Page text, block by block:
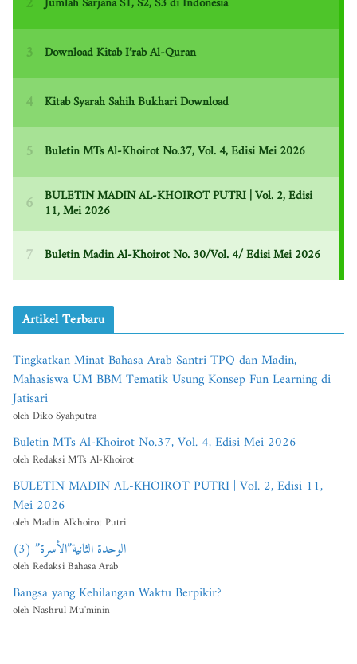
Artikel Terbaru
Tingkatkan Minat Bahasa Arab Santri TPQ dan Madin,
Mahasiswa UM BBM Tematik Usung Konsep Fun Learning di
Jatisari
oleh Diko Syahputra
Buletin MTs Al-Khoirot No.37, Vol. 4, Edisi Mei 2026
oleh Redaksi MTs Al-Khoirot
BULETIN MADIN AL-KHOIROT PUTRI | Vol. 2, Edisi 11,
Mei 2026
oleh Madin Alkhoirot Putri
الوحدة الثانية”الأسرة” (3)
oleh Redaksi Bahasa Arab
Bangsa yang Kehilangan Waktu Berpikir?
oleh Nashrul Mu'minin